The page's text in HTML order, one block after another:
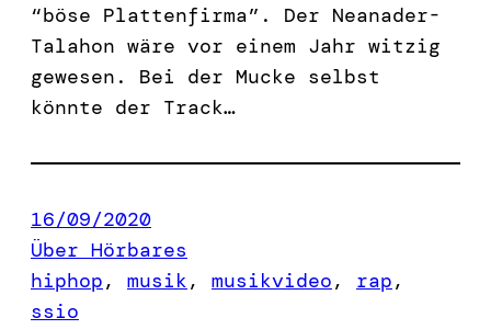
“böse Plattenfirma”. Der Neanader-
Talahon wäre vor einem Jahr witzig
gewesen. Bei der Mucke selbst
könnte der Track…
16/09/2020
Über Hörbares
hiphop, musik, musikvideo, rap
ssio